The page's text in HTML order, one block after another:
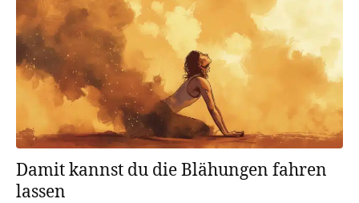
Damit kannst du die Blähungen fahren
lassen